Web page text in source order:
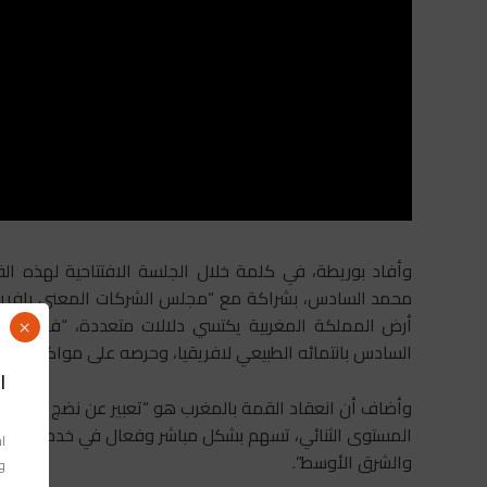
وأفاد بوريطة، في كلمة خلال الجلسة الافتتاحية لهذه
محمد السادس، بشراكة مع “مجلس الشركات المعني
أرض المملكة المغربية يكتسي دلالات متعددة، “فهو
السادس بانتمائه الطبيعي لافريقيا، وحرصه على مواكبة
وأضاف أن انعقاد القمة بالمغرب هو “تعبير عن نضج الشراكة
المستوى الثنائي، تسهم بشكل مباشر وفعال في خدمة
والشرق الأوسط”.
×